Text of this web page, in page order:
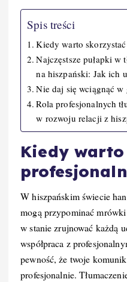
Spis treści
Kiedy warto
Najczęstsze pułapki w
na hiszpański: Jak ich
Nie daj się wciągnąć w
Rola profesjonalnych
w rozwoju relacji z
Kiedy
W hiszpańskim świecie
mogą przypominać
w stanie zrujnować każdą
współpraca z
pewność, że twoje
profesjonalnie.